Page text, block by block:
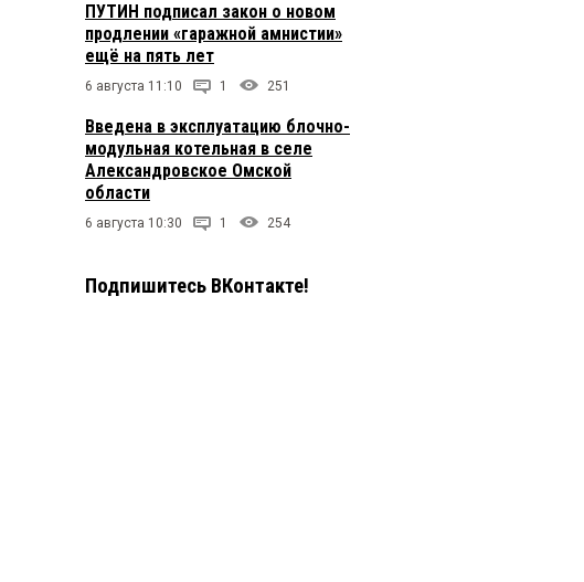
ПУТИН подписал закон о новом
продлении «гаражной амнистии»
ещё на пять лет
6 августа 11:10 1 251
Введена в эксплуатацию блочно-
модульная котельная в селе
Александровское Омской
области
6 августа 10:30 1 254
Подпишитесь ВКонтакте!